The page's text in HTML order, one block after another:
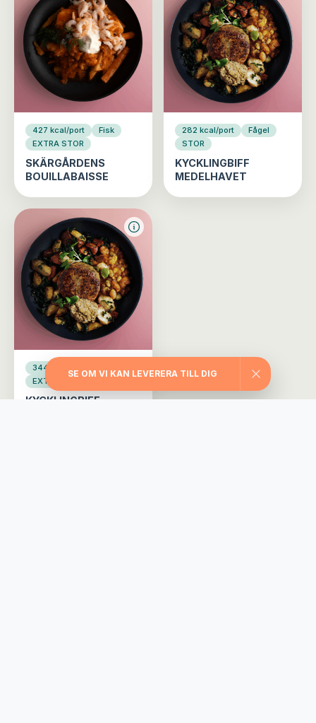
427 kcal/port
Fisk
EXTRA STOR
SKÄRGÅRDENS
BOUILLABAISSE
282 kcal/port
Fågel
STOR
KYCKLINGBIFF
MEDELHAVET
344 kcal/port
EXTRA STOR
KYCKLINGBIFF
SE OM VI KAN LEVERERA TILL DIG